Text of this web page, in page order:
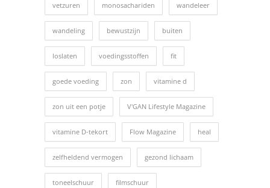
vetzuren monosachariden wandeleer
wandeling bewustzijn buiten
loslaten voedingsstoffen fit
goede voeding zon vitamine d
zon uit een potje V'GAN Lifestyle Magazine
vitamine D-tekort Flow Magazine heal
zelfheldend vermogen gezond lichaam
toneelschuur filmschuur